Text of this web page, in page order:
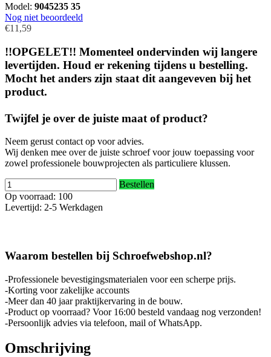
Model: 9045235 35
Nog niet beoordeeld
€11,59
!!OPGELET!! Momenteel ondervinden wij langere
levertijden. Houd er rekening tijdens u bestelling.
Mocht het anders zijn staat dit aangeveven bij het
product.
Twijfel je over de juiste maat of product?
Neem gerust contact op voor advies.
Wij denken mee over de juiste schroef voor jouw toepassing voor
zowel professionele bouwprojecten als particuliere klussen.
Bestellen
Op voorraad: 100
Levertijd: 2-5 Werkdagen
Waarom bestellen bij Schroefwebshop.nl?
-Professionele bevestigingsmaterialen voor een scherpe prijs.
-Korting voor zakelijke accounts
-Meer dan 40 jaar praktijkervaring in de bouw.
-Product op voorraad? Voor 16:00 besteld vandaag nog verzonden!
-Persoonlijk advies via telefoon, mail of WhatsApp.
Omschrijving